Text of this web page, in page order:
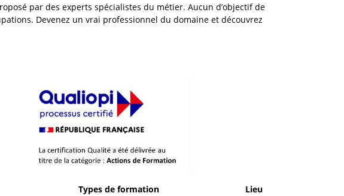
par des experts spécialistes du métier. Aucun d’objectif de
Devenez un vrai professionnel du domaine et découvrez
Types de formation
Lieu